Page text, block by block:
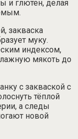
и глютен, делая
закваска
муку.
индексом,
мякоть до
с закваской с
тёплой
а следы
новой